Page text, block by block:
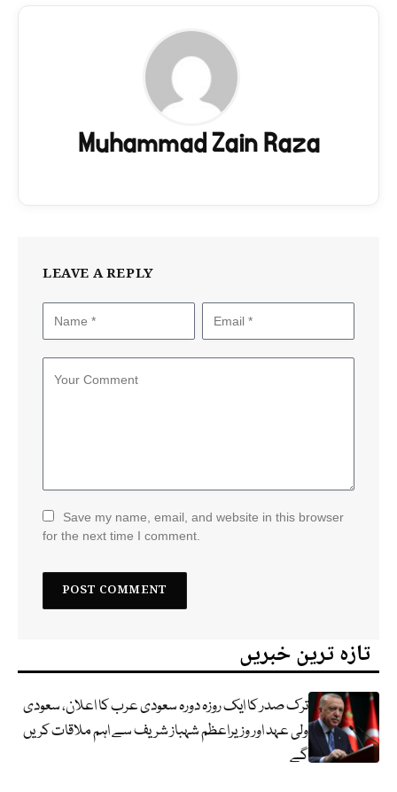
Muhammad Zain Raza
LEAVE A REPLY
Save my name, email, and website in this browser
for the next time I comment.
تازہ ترین خبریں
ترک صدر کا ایک روزہ دورہ سعودی عرب کا اعلان، سعودی
ولی عہد اور وزیراعظم شہباز شریف سے اہم ملاقات کریں
گے